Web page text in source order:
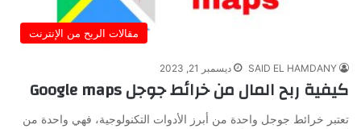
مقالات الربح من الإنترنت
SAID EL HAMDANY ديسمبر 21, 2023
كيفية ربح المال من خرائط جوجل Google maps
تعتبر خرائط جوجل واحدة من أبرز الأدوات التكنولوجية، فهي واحدة من